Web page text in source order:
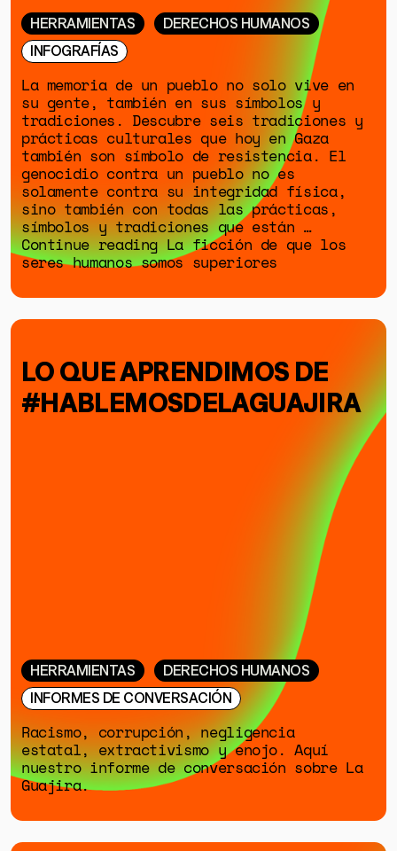
HERRAMIENTAS
SOBRE MUTANTE
DONACIONES
ESPECIALES
HERRAMIENTAS
DERECHOS HUMANOS
INFOGRAFÍAS
La memoria de un pueblo no solo vive en
su gente, también en sus símbolos y
tradiciones. Descubre seis tradiciones y
prácticas culturales que hoy en Gaza
también son símbolo de resistencia. El
genocidio contra un pueblo no es
solamente contra su integridad física,
sino también con todas las prácticas,
símbolos y tradiciones que están …
Continue reading La ficción de que los
seres humanos somos superiores
LO QUE APRENDIMOS DE
#HABLEMOSDELAGUAJIRA
HERRAMIENTAS
DERECHOS HUMANOS
INFORMES DE CONVERSACIÓN
Racismo, corrupción, negligencia
estatal, extractivismo y enojo. Aquí
nuestro informe de conversación sobre La
Guajira.